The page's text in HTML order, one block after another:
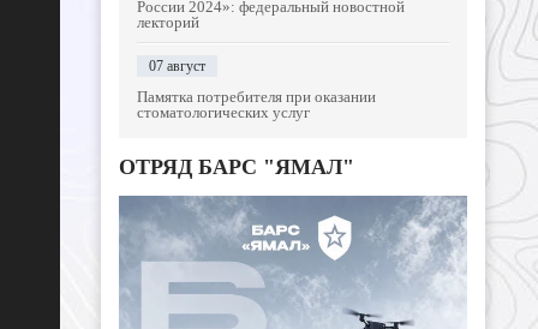
России 2024»: федеральный новостной
лекторий
07 август
Памятка потребителя при оказании
стоматологических услуг
ОТРЯД БАРС "ЯМАЛ"